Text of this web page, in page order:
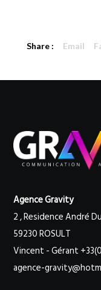
Share : Email
Agence Gravity
2 , Residence André
59230 ROSULT
Vincent - Gérant
agence-